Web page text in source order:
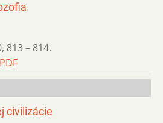
, 813 – 814.
PDF
civilizácie